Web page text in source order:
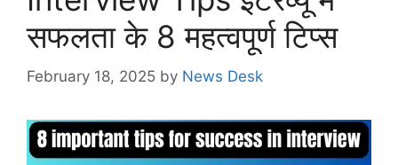
सफलता के 8 महत्वपूर्ण टिप्स
February 18, 2025 by News Desk